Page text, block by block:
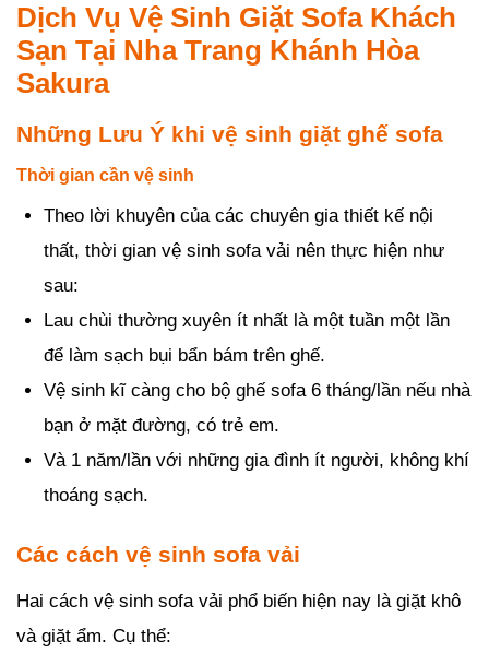
Dịch Vụ Vệ Sinh Giặt Sofa Khách
Sạn Tại Nha Trang Khánh Hòa
Sakura
Những Lưu Ý khi vệ sinh giặt ghế sofa
Thời gian cần vệ sinh
Theo lời khuyên của các chuyên gia thiết kế nội
thất, thời gian vệ sinh sofa vải nên thực hiện như
sau:
Lau chùi thường xuyên ít nhất là một tuần một lần
để làm sạch bụi bẩn bám trên ghế.
Vệ sinh kĩ càng cho bộ ghế sofa 6 tháng/lần nếu nhà
bạn ở mặt đường, có trẻ em.
Và 1 năm/lần với những gia đình ít người, không khí
thoáng sạch.
Các cách vệ sinh sofa vải
Hai cách vệ sinh sofa vải phổ biến hiện nay là giặt khô
và giặt ẩm. Cụ thể: